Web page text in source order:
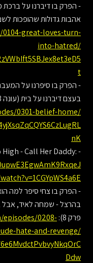
- הפרק בו דיברנו על
אהבות גדולות שהופכות לשנאה
great-loves-turn-
into-hatred/
t
- הפרק בו סיפרנו על
בעצם דיברנו על בית (עונה 3, פרק 1):
0301-belief-home/
nK
- Michelle Obama: We Still Go High - Call Her Daddy:
- הפרק בו צחי סיפר למה
פרק 8):
0208-
hate-and-revenge/
Ddw